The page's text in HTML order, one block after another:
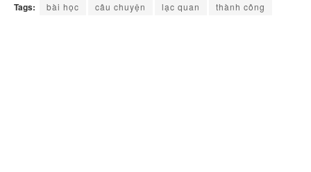
Tags: bài học câu chuyện lạc quan thành công